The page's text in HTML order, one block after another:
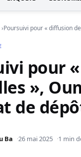
Poursuivi pour « diffusion
pour
»,
de
Ba 26 mai 2025 1 min